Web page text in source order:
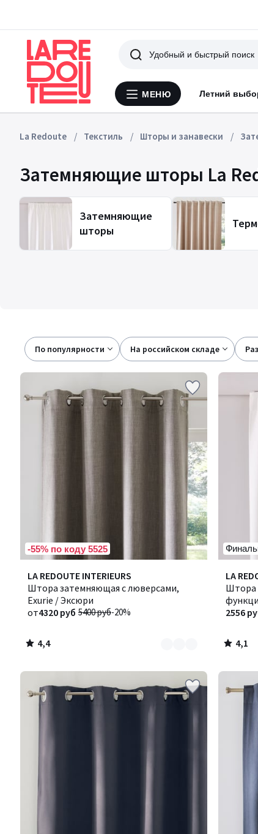
Меню
МЕНЮ Летний
Поиск
La Redoute Текстиль Шторы и занавески
Затемняющие шторы La
Затемняющие
шторы
По популярности на российском складе
-55% по коду 5525
LA REDOUTE INTERIEURS
Штора затемняющая с люверсами,
Exurie / Эксюри
5400 руб-20%
от4320 руб
4,4
/ 5
Количество
цветов:
4
4,4
/
LA
Штора
2556
4,1
/ 5
цветов:
2
4,1
/